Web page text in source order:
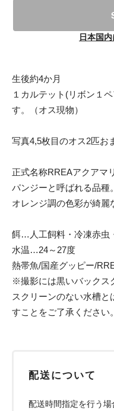
日本国
生後約4か月
１カルテット(リボン１
す。（オス現物）
写真4,5枚目のオス2匹お
正式名称RREAアクアマ
パンジーと呼ばれる品種。
オレンジ調の色彩が綺麗
餌…人工飼料・冷凍赤虫
水温…24～27度
熱帯魚/国産グッピー/
※撮影には黒いバックス
スクリーンのない水槽と
すことをご了承ください。
配送について
配送時間指定を行う